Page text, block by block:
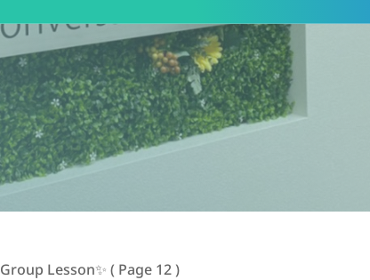
Group Lesson✨ ( Page 12 )